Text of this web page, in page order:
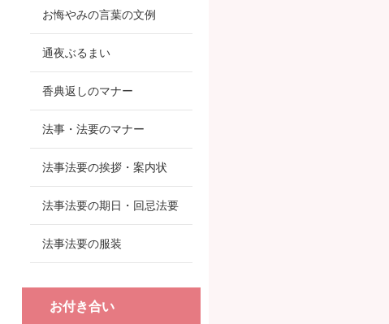
お悔やみの言葉の文例
通夜ぶるまい
香典返しのマナー
法事・法要のマナー
法事法要の挨拶・案内状
法事法要の期日・回忌法要
法事法要の服装
お付き合い